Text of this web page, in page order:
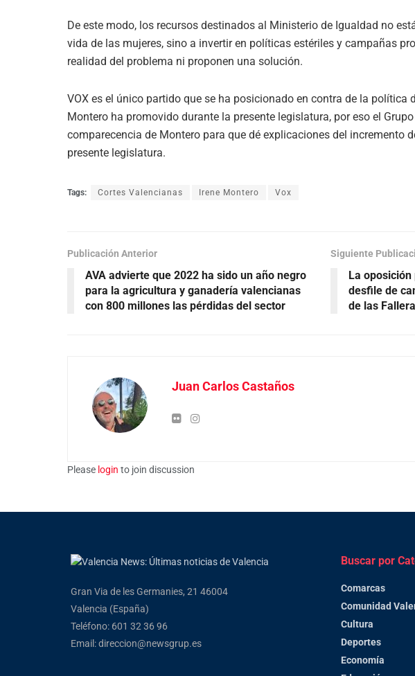
De este modo, los recursos destinados al Ministerio de Igualdad no
vida de las mujeres, sino a invertir en políticas estériles y campañas
realidad del problema ni proponen una solución.
VOX es el único partido que se ha posicionado en contra de la política
Montero ha promovido durante la presente legislatura, por eso el
comparecencia de Montero para que dé explicaciones del incremento
presente legislatura.
Tags: Cortes Valencianas Irene Montero Vox
Publicación Anterior
AVA advierte que 2022 ha sido un año negro
para la agricultura y ganadería valencianas
con 800 millones las pérdidas del sector
Siguiente
La
desfile de
de las
Juan Carlos Castaños
Please login to join discussion
Gran Via de les Germanies, 21 46004
Valencia (España)
Teléfono: 601 32 36 96
Email: direccion@newsgrup.es
Buscar por
Comarcas
Comunidad
Cultura
Deportes
Economía